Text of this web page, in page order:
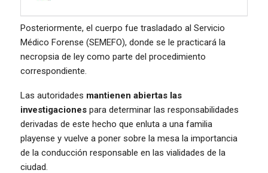
Posteriormente, el cuerpo fue trasladado al Servicio
Médico Forense (SEMEFO), donde se le practicará la
necropsia de ley como parte del procedimiento
correspondiente.
Las autoridades mantienen abiertas las
investigaciones para determinar las responsabilidades
derivadas de este hecho que enluta a una familia
playense y vuelve a poner sobre la mesa la importancia
de la conducción responsable en las vialidades de la
ciudad.